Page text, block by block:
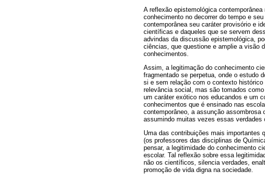
A reflexão epistemológica
conhecimento no decorrer do tempo e
contemporânea seu caráter provisório e
científicas e daqueles que se servem
advindas da discussão epistemológica,
ciências, que questione e amplie a visão
conhecimentos.
Assim, a legitimação do conhecimento
fragmentado se perpetua, onde o estudo
si e sem relação com o contexto
relevância social, mas são tomados
um caráter exótico nos educandos e um
conhecimentos que é ensinado nas
contemporâneo, a assunção
assumindo muitas vezes essas
Uma das contribuições mais importantes
(os professores das disciplinas de
pensar, a legitimidade do conhecimento
escolar. Tal reflexão sobre essa
não os científicos, silencia verdades,
promoção de vida digna na sociedade.